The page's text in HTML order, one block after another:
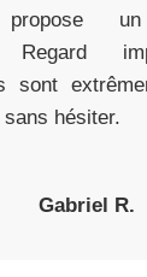
propose
Regard
sont
hésiter.
Gabriel R.